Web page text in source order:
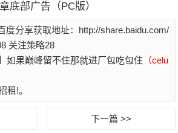
底部广告（PC版）
度分享获取地址：http://share.baidu.com/
关注策略28
如果巅峰留不住那就进厂包吃包住 （celu
租!。
下一篇 >>